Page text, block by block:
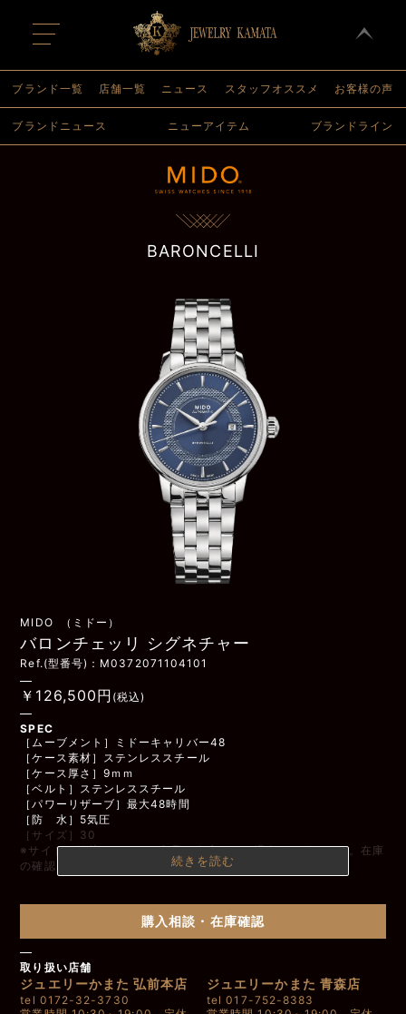
t
o
g
l
n
a
ブランド一覧 店舗一覧 ニュース スタッフオススメ お客様の声
ブランドニュース ニューアイテム ブランドライン
BARONCELLI
MIDO （ミドー）
バロンチェッリ シグネチャー
Ref.(型番号)：M0372071104101
￥126,500円 (税込)
SPEC
続きを読む
［ムーブメント］ミドーキャリバー48
［ケース素材］ステンレススチール
［ケース厚さ］9ｍｍ
［ベルト］ステンレススチール
［パワーリザーブ］最大48時間
［防 水］5気圧
［サイズ］30
※サイトに掲載されている商品は在庫がない場合がございます。在庫
の確認については店舗までお問い合わせください。
購入相談・在庫確認
取り扱い店舗
ジュエリーかまた 弘前本店
tel 0172-32-3730
ジュエリーかまた 青森店
tel 017-752-8383